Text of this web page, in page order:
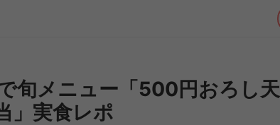
旬メニュー「500円おろし天
」実食レポ